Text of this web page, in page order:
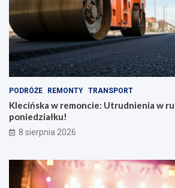
PODRÓŻE REMONTY TRANSPORT
Klecińska w remoncie: Utrudnienia w
poniedziałku!
8 sierpnia 2026